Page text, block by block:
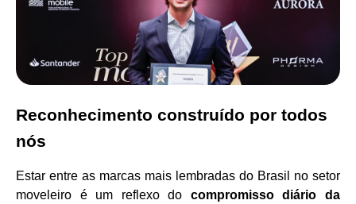
Reconhecimento construído por todos
nós
Estar entre as marcas mais lembradas do Brasil no setor
moveleiro é um reflexo do compromisso diário da